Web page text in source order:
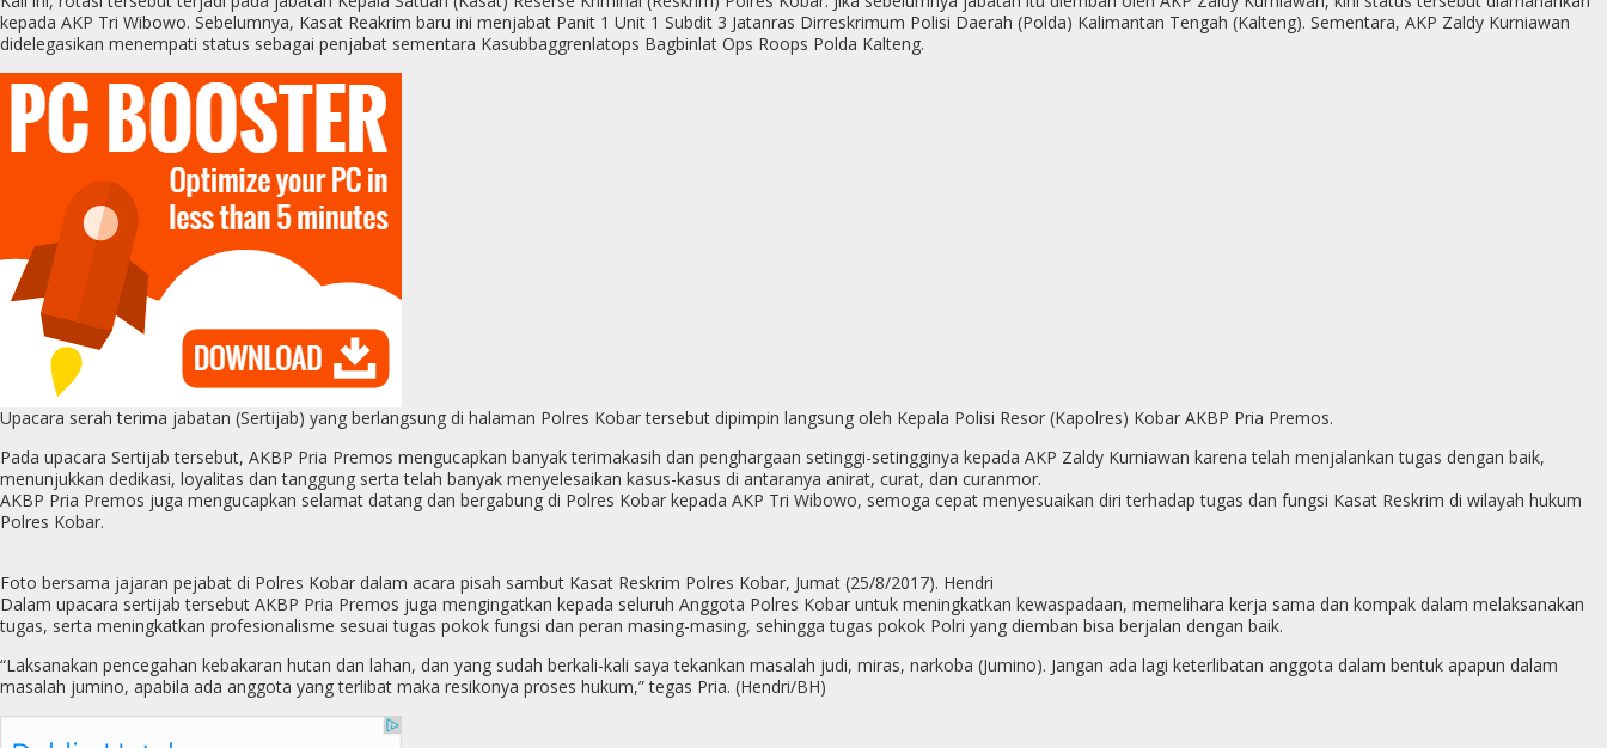
kepada AKP Tri Wibowo. Sebelumnya, Kasat Reakrim baru ini menjabat Panit 1 Unit 1 Subdit 3 Jatanras Dirreskrimum Polisi Daerah (Polda) Kalimantan Tengah (Kalteng). Sementara, AKP Zaldy Kurniawan
didelegasikan menempati status sebagai penjabat sementara Kasubbaggrenlatops Bagbinlat Ops Roops Polda Kalteng.
Upacara serah terima jabatan (Sertijab) yang berlangsung di halaman Polres Kobar tersebut dipimpin langsung oleh Kepala Polisi Resor (Kapolres) Kobar AKBP Pria Premos.
Pada upacara Sertijab tersebut, AKBP Pria Premos mengucapkan banyak terimakasih dan penghargaan setinggi-setingginya kepada AKP Zaldy Kurniawan karena telah menjalankan tugas dengan baik,
menunjukkan dedikasi, loyalitas dan tanggung serta telah banyak menyelesaikan kasus-kasus di antaranya anirat, curat, dan curanmor.
AKBP Pria Premos juga mengucapkan selamat datang dan bergabung di Polres Kobar kepada AKP Tri Wibowo, semoga cepat menyesuaikan diri terhadap tugas dan fungsi Kasat Reskrim di wilayah hukum
Polres Kobar.
Foto bersama jajaran pejabat di Polres Kobar dalam acara pisah sambut Kasat Reskrim Polres Kobar, Jumat (25/8/2017). Hendri
Dalam upacara sertijab tersebut AKBP Pria Premos juga mengingatkan kepada seluruh Anggota Polres Kobar untuk meningkatkan kewaspadaan, memelihara kerja sama dan kompak dalam melaksanakan
tugas, serta meningkatkan profesionalisme sesuai tugas pokok fungsi dan peran masing-masing, sehingga tugas pokok Polri yang diemban bisa berjalan dengan baik.
“Laksanakan pencegahan kebakaran hutan dan lahan, dan yang sudah berkali-kali saya tekankan masalah judi, miras, narkoba (Jumino). Jangan ada lagi keterlibatan anggota dalam bentuk apapun dalam
masalah jumino, apabila ada anggota yang terlibat maka resikonya proses hukum,” tegas Pria. (Hendri/BH)
p
g